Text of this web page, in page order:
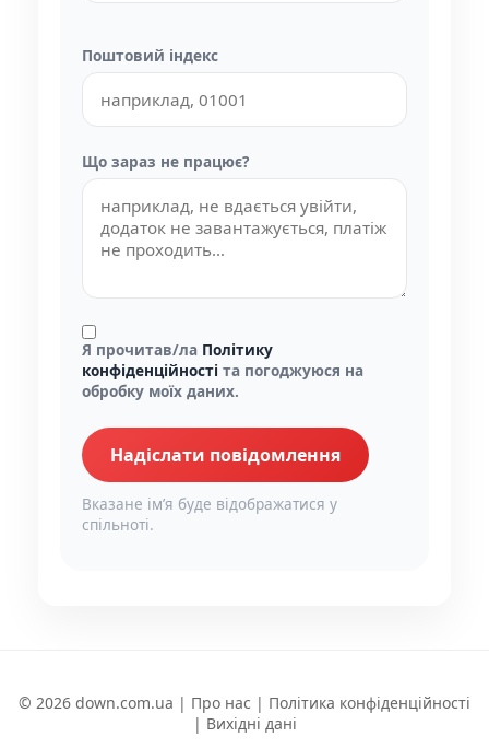
Поштовий індекс
Що зараз не працює?
Я прочитав/ла Політику
конфіденційності та погоджуюся на
обробку моїх даних.
Надіслати повідомлення
Вказане імʼя буде відображатися у
спільноті.
© 2026 down.com.ua | Про нас | Політика конфіденційності
| Вихідні дані